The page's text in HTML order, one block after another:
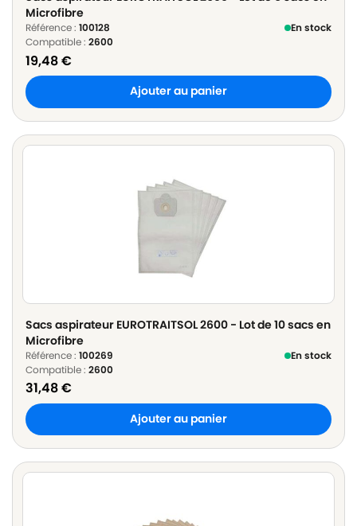
Microfibre
Référence : 100128
En stock
Compatible : 2600
19,48€
Ajouter au panier
Sacs aspirateur EUROTRAITSOL 2600 - Lot de 10 sacs en
Microfibre
Référence : 100269
En stock
Compatible : 2600
31,48€
Ajouter au panier